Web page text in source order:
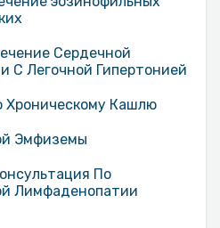
Сердечной
С Легочной Гипертонией
Хроническому Кашлю
Эмфиземы
По
Лимфаденопатии